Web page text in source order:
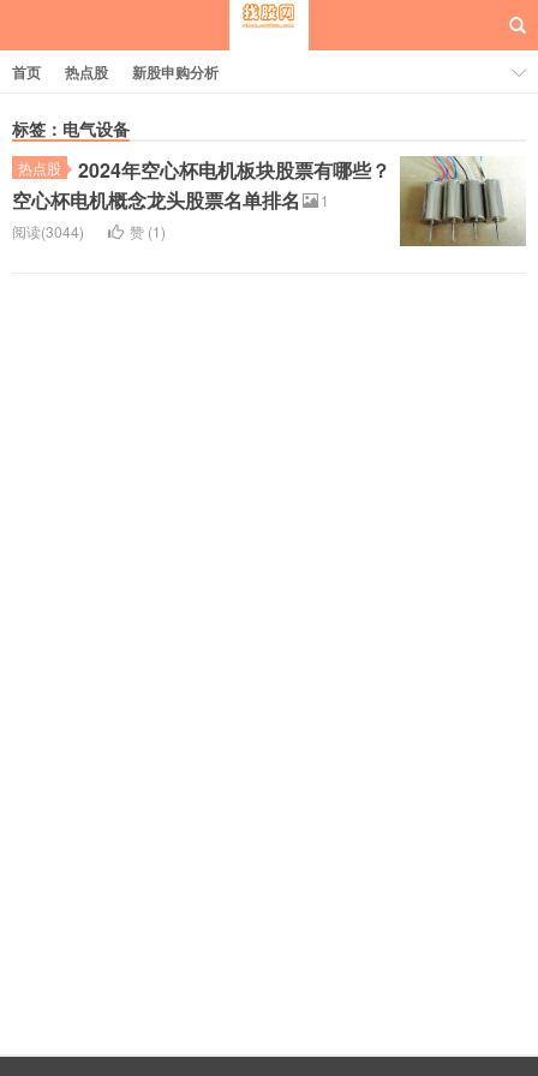
每日概念股
首页 热点股 新股申购分析
标签：电气设备
热点股
2024年空心杯电机板块股票有哪些？
空心杯电机概念龙头股票名单排名
1
阅读(3044)
赞 (1)